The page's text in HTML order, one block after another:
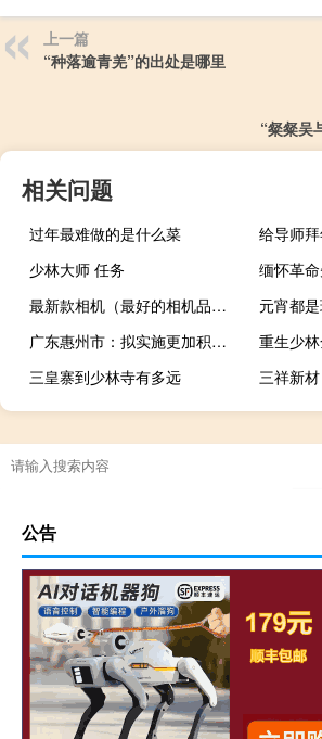
上一篇
“种落逾青羌”的出处是哪里
“粲粲吴
相关问题
过年最难做的是什么菜
给导师
少林大师 任务
最新款相机（最好的相机品牌）
元宵都
广东惠州市：拟实施更加积极宽松的落户政策优化惠城区、大亚湾开发区等4区的落户条件
重生少
三皇寨到少林寺有多远
公告